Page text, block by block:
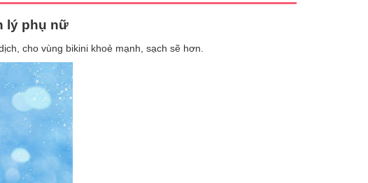
lý phụ nữ
cho vùng bikini khoẻ mạnh, sạch sẽ hơn.